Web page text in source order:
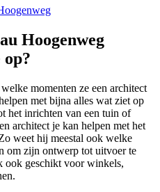
Hoogenweg
momenten ze een architect
met bijna alles wat ziet op
het inrichten van een tuin of
architect je kan helpen met het
weet hij meestal ook welke
om zijn ontwerp tot uitvoer te
ook geschikt voor winkels,